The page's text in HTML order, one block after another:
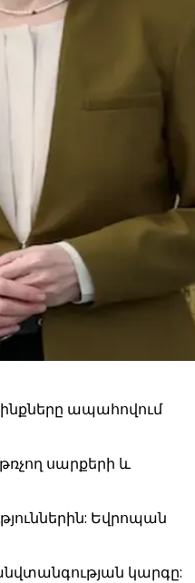
ապահովում
սարքերի և
Եվրոպան
կարգը: